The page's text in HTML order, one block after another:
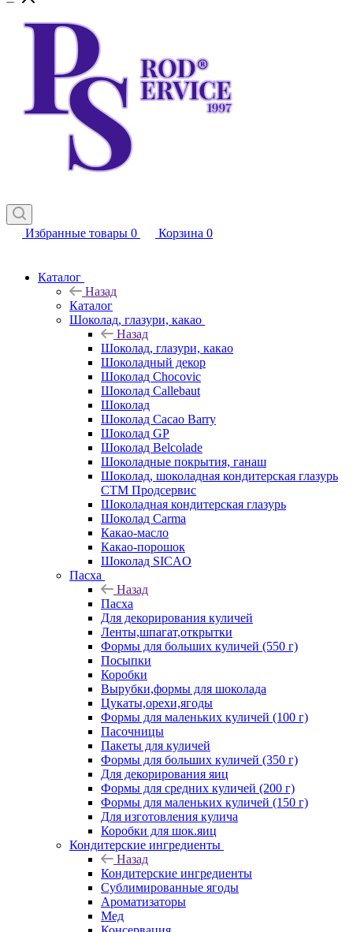
Избранные товары 0 Корзина 0
Каталог
Назад
Каталог
Шоколад, глазури, какао
Назад
Шоколад, глазури, какао
Шоколадный декор
Шоколад Chocovic
Шоколад Callebaut
Шоколад
Шоколад Cacao Barry
Шоколад GP
Шоколад Belcolade
Шоколадные покрытия, ганаш
Шоколад, шоколадная кондитерская глазурь
СТМ Продсервис
Шоколадная кондитерская глазурь
Шоколад Carma
Какао-масло
Какао-порошок
Шоколад SICAO
Пасха
Назад
Пасха
Для декорирования куличей
Ленты,шпагат,открытки
Формы для больших куличей (550 г)
Посыпки
Коробки
Вырубки,формы для шоколада
Цукаты,орехи,ягоды
Формы для маленьких куличей (100 г)
Пасочницы
Пакеты для куличей
Формы для больших куличей (350 г)
Для декорирования яиц
Формы для средних куличей (200 г)
Формы для маленьких куличей (150 г)
Для изготовления кулича
Коробки для шок.яиц
Кондитерские ингредиенты
Назад
Кондитерские ингредиенты
Сублимированные ягоды
Ароматизаторы
Мед